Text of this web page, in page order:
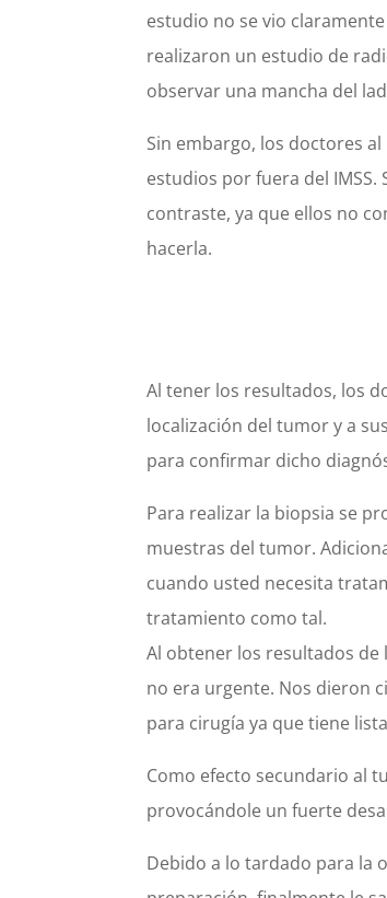
estudio no se vio
realizaron un estudio de
observar una mancha del
Sin embargo, los doctores
estudios por fuera del
contraste, ya que ellos no
hacerla.
Al tener los resultados, los
localización del tumor y a
para confirmar dicho
Para realizar la biopsia se
muestras del tumor.
cuando usted necesita
tratamiento como tal.
Al obtener los resultados
no era urgente. Nos dieron
para cirugía ya que tiene
Como efecto secundario al
provocándole un fuerte
Debido a lo tardado para la